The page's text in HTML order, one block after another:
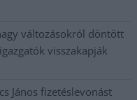
változásokról döntött
visszakapják
János fizetéslevonást